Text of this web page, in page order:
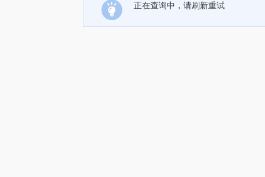
正在查询中，请刷新重试